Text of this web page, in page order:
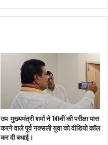
te
उप-मुख्यमंत्री शर्मा ने 10वीं की परीक्षा पास
करने वाले पूर्व नक्सली युवा को वीडियो कॉल
कर दी बधाई।